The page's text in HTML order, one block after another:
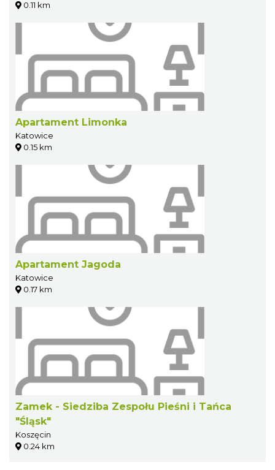
0.11 km
Apartament Limonka
Katowice
0.15 km
Apartament Jagoda
Katowice
0.17 km
Zamek - Siedziba Zespołu Pieśni i Tańca
"Śląsk"
Koszęcin
0.24 km